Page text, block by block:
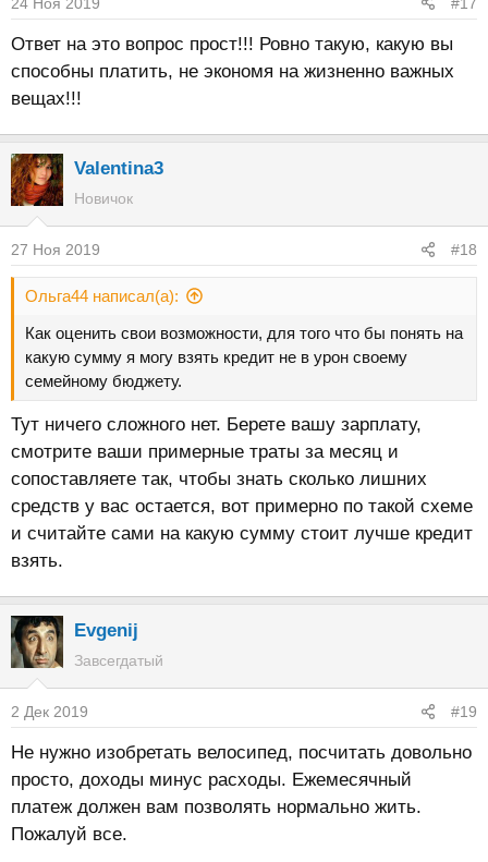
Ответ на это вопрос прост!!! Ровно такую, какую вы
способны платить, не экономя на жизненно важных
вещах!!!
Valentina3
Новичок
27 Ноя 2019 #18
Ольга44 написал(а):
Как оценить свои возможности, для того что бы понять на
какую сумму я могу взять кредит не в урон своему
семейному бюджету.
Тут ничего сложного нет. Берете вашу зарплату,
смотрите ваши примерные траты за месяц и
сопоставляете так, чтобы знать сколько лишних
средств у вас остается, вот примерно по такой схеме
и считайте сами на какую сумму стоит лучше кредит
взять.
Evgenij
Завсегдатый
2 Дек 2019 #19
Не нужно изобретать велосипед, посчитать довольно
просто, доходы минус расходы. Ежемесячный
платеж должен вам позволять нормально жить.
Пожалуй все.